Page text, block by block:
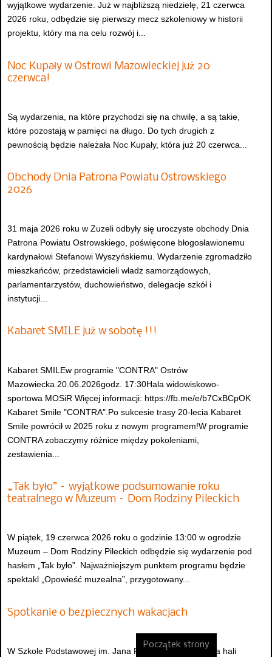
wyjątkowe wydarzenie. Już w najbliższą niedzielę, 21 czerwca
2026 roku, odbędzie się pierwszy mecz szkoleniowy w historii
projektu, który ma na celu rozwój i...
Noc Kupały w Ostrowi Mazowieckiej już 20
czerwca!
Są wydarzenia, na które przychodzi się na chwilę, a są takie,
które pozostają w pamięci na długo. Do tych drugich z
pewnością będzie należała Noc Kupały, która już 20 czerwca...
Obchody Dnia Patrona Powiatu Ostrowskiego
2026
31 maja 2026 roku w Zuzeli odbyły się uroczyste obchody Dnia
Patrona Powiatu Ostrowskiego, poświęcone błogosławionemu
kardynałowi Stefanowi Wyszyńskiemu. Wydarzenie zgromadziło
mieszkańców, przedstawicieli władz samorządowych,
parlamentarzystów, duchowieństwo, delegacje szkół i
instytucji...
Kabaret SMILE już w sobotę !!!
Kabaret SMILEw programie "CONTRA" Ostrów
Mazowiecka 20.06.2026godz. 17:30Hala widowiskowo-
sportowa MOSiR Więcej informacji: https://fb.me/e/b7CxBCpOK
Kabaret Smile "CONTRA".Po sukcesie trasy 20-lecia Kabaret
Smile powrócił w 2025 roku z nowym programem!W programie
CONTRA zobaczymy różnice między pokoleniami,
zestawienia...
„Tak było” – wyjątkowe podsumowanie roku
teatralnego w Muzeum – Dom Rodziny Pileckich
W piątek, 19 czerwca 2026 roku o godzinie 13:00 w ogrodzie
Muzeum – Dom Rodziny Pileckich odbędzie się wydarzenie pod
hasłem „Tak było”. Najważniejszym punktem programu będzie
spektakl „Opowieść muzealna”, przygotowany...
Spotkanie o bezpiecznych wakacjach
W Szkole Podstawowej im. Jana Pawła II w Prostyni, na hali
Początek strony